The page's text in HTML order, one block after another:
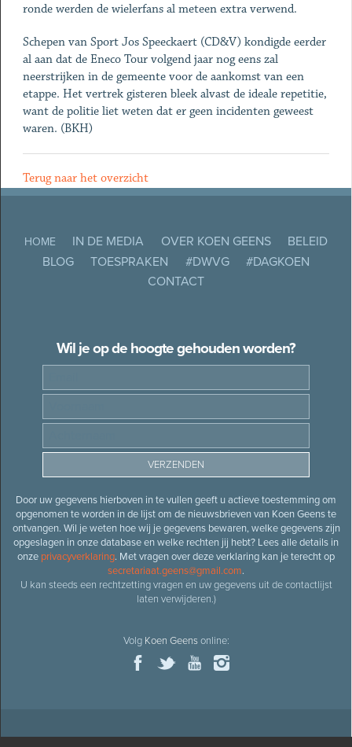
ronde werden de wielerfans al meteen extra verwend.
Schepen van Sport Jos Speeckaert (CD&V) kondigde eerder
al aan dat de Eneco Tour volgend jaar nog eens zal
neerstrijken in de gemeente voor de aankomst van een
etappe. Het vertrek gisteren bleek alvast de ideale repetitie,
want de politie liet weten dat er geen incidenten geweest
waren. (BKH)
Terug naar het overzicht
HOME IN DE MEDIA OVER KOEN GEENS
BELEID
BLOG
TOESPRAKEN #DWVG
#DAGKOEN
CONTACT
Wil je op de hoogte gehouden worden?
Door uw gegevens hierboven in te vullen geeft u actieve toestemming om
opgenomen te worden in de lijst om de nieuwsbrieven van Koen Geens te
ontvangen. Wil je weten hoe wij je gegevens bewaren, welke gegevens zijn
opgeslagen in onze database en welke rechten jij hebt? Lees alle details in
onze privacyverklaring. Met vragen over deze verklaring kan je terecht op
secretariaat.geens@gmail.com.
U kan steeds een rechtzetting vragen en uw gegevens uit de contactlijst
laten verwijderen.)
Volg Koen Geensonline: